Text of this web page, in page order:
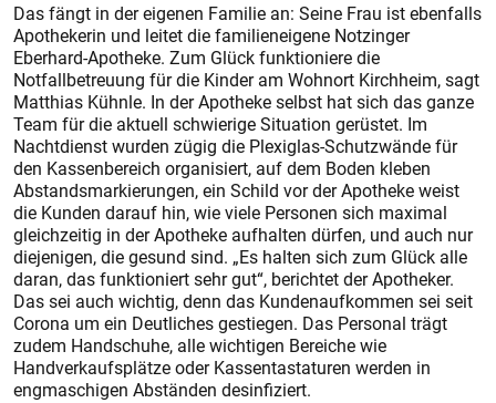
Das fängt in der eigenen Familie an: Seine Frau ist ebenfalls
Apothekerin und leitet die familieneigene Notzinger
Eberhard-Apotheke. Zum Glück funktioniere die
Notfallbetreuung für die Kinder am Wohnort Kirchheim, sagt
Matthias Kühnle. In der Apotheke selbst hat sich das ganze
Team für die aktuell schwierige Situation gerüstet. Im
Nachtdienst wurden zügig die Plexiglas-Schutzwände für
den Kassenbereich organisiert, auf dem Boden kleben
Abstandsmarkierungen, ein Schild vor der Apotheke weist
die Kunden darauf hin, wie viele Personen sich maximal
gleichzeitig in der Apotheke aufhalten dürfen, und auch nur
diejenigen, die gesund sind. „Es halten sich zum Glück alle
daran, das funktioniert sehr gut“, berichtet der Apotheker.
Das sei auch wichtig, denn das Kundenaufkommen sei seit
Corona um ein Deutliches gestiegen. Das Personal trägt
zudem Handschuhe, alle wichtigen Bereiche wie
Handverkaufsplätze oder Kassentastaturen werden in
engmaschigen Abständen desinfiziert.